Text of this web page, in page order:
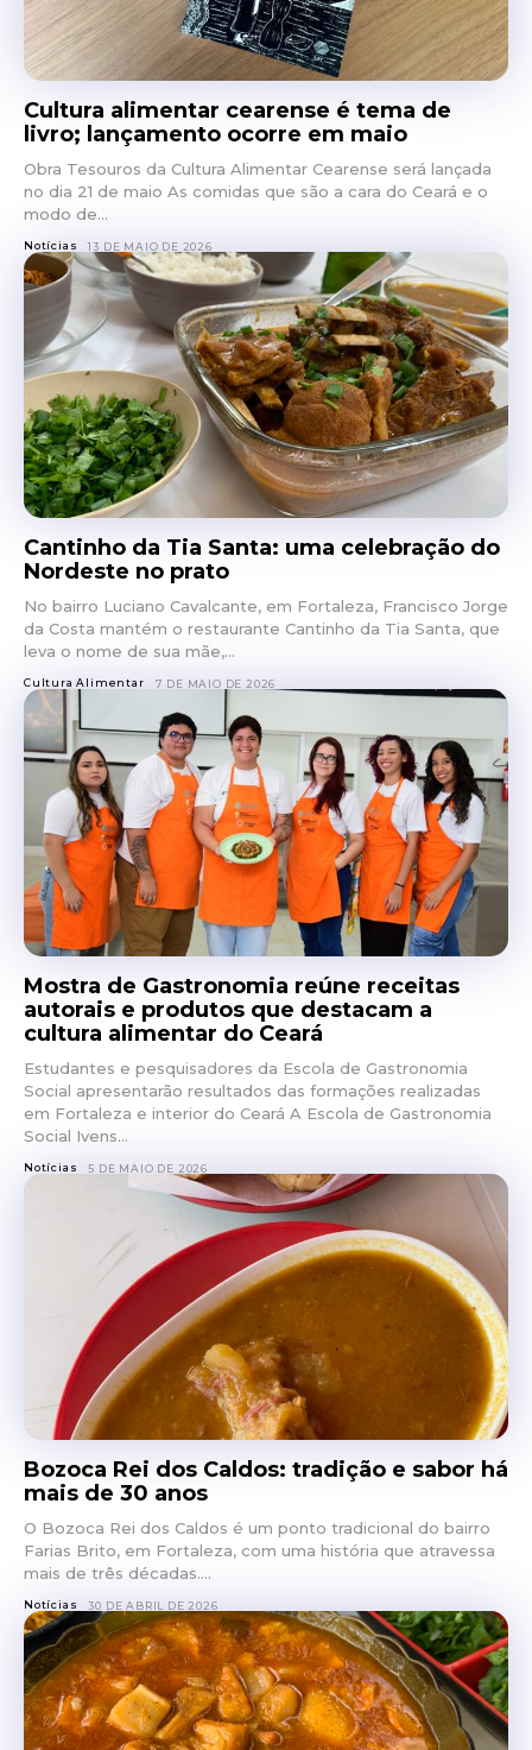
Cultura alimentar cearense é tema de
livro; lançamento ocorre em maio
Obra Tesouros da Cultura Alimentar Cearense será lançada
no dia 21 de maio As comidas que são a cara do Ceará e o
modo de...
Notícias 13 DE MAIO DE 2026
Cantinho da Tia Santa: uma celebração do
Nordeste no prato
No bairro Luciano Cavalcante, em Fortaleza, Francisco Jorge
da Costa mantém o restaurante Cantinho da Tia Santa, que
leva o nome de sua mãe,...
Cultura Alimentar 7 DE MAIO DE 2026
Mostra de Gastronomia reúne receitas
autorais e produtos que destacam a
cultura alimentar do Ceará
Estudantes e pesquisadores da Escola de Gastronomia
Social apresentarão resultados das formações realizadas
em Fortaleza e interior do Ceará A Escola de Gastronomia
Social Ivens...
Notícias 5 DE MAIO DE 2026
Bozoca Rei dos Caldos: tradição e sabor há
mais de 30 anos
O Bozoca Rei dos Caldos é um ponto tradicional do bairro
Farias Brito, em Fortaleza, com uma história que atravessa
mais de três décadas....
Notícias 30 DE ABRIL DE 2026